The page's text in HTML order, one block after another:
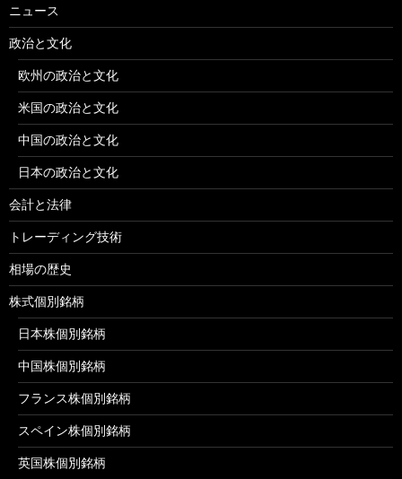
ニュース
政治と文化
欧州の政治と文化
米国の政治と文化
中国の政治と文化
日本の政治と文化
会計と法律
トレーディング技術
相場の歴史
株式個別銘柄
日本株個別銘柄
中国株個別銘柄
フランス株個別銘柄
スペイン株個別銘柄
英国株個別銘柄